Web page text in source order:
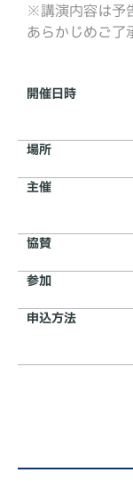
※講演内容は予
あらかじめご了
開催日時
場所
主催
協賛
参加
申込方法